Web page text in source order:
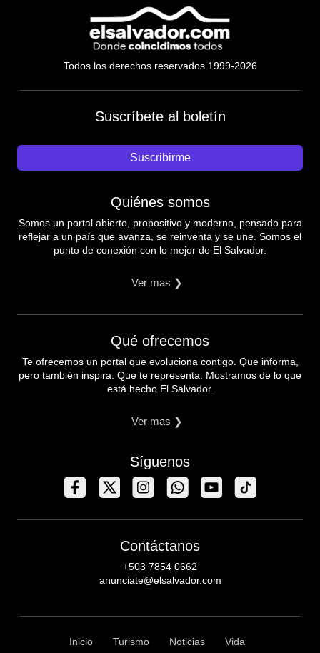
Todos los derechos reservados 1999-2026
Suscríbete al boletín
Suscribirme
Quiénes somos
Somos un portal abierto, propositivo y moderno, pensado para
reflejar a un país que avanza, se reinventa y se une. Somos el
punto de conexión con lo mejor de El Salvador.
Ver mas ❯
Qué ofrecemos
Te ofrecemos un portal que evoluciona contigo. Que informa,
pero también inspira. Que te representa. Mostramos de lo que
está hecho El Salvador.
Ver mas ❯
Síguenos
Contáctanos
+503 7854 0662
anunciate@elsalvador.com
Inicio Turismo Noticias Vida